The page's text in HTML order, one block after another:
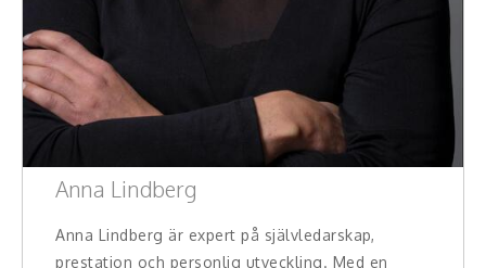
Anna Lindberg
Anna Lindberg är expert på självledarskap,
prestation och personlig utveckling. Med en